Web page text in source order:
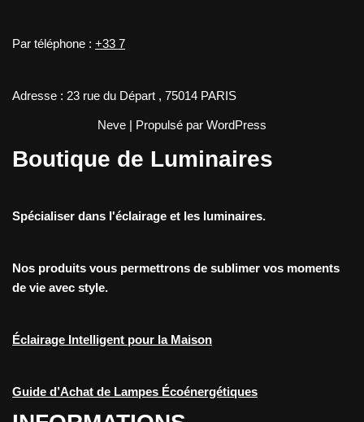
Par téléphone : +33 7
Adresse : 23 rue du Départ , 75014 PARIS
Neve | Propulsé par WordPress
Boutique de Luminaires
Spécialiser dans l'éclairage et les luminaires.
Nos produits vous permettrons de sublimer vos moments
de vie avec style.
Éclairage Intelligent pour la Maison
Guide d’Achat de Lampes Écoénergétiques